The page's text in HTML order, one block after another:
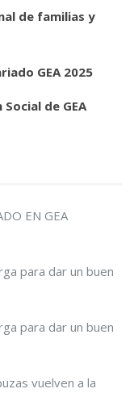
de familias y
GEA 2025
de GEA
EN GEA
para dar un buen
para dar un buen
vuelven a la